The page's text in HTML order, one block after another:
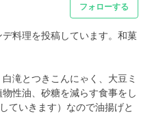
フォローする
料理を投稿しています。和菓
滝とつきこんにゃく、大豆ミ
性油、砂糖を減らす食事をし
ていきます）なので油揚げと